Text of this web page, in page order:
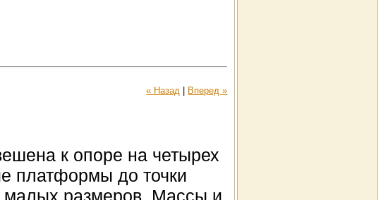
« Назад
Вперед »
к опоре на четырех
платформы до точки